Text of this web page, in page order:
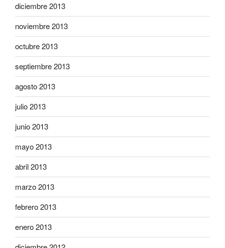
diciembre 2013
noviembre 2013
octubre 2013
septiembre 2013
agosto 2013
julio 2013
junio 2013
mayo 2013
abril 2013
marzo 2013
febrero 2013
enero 2013